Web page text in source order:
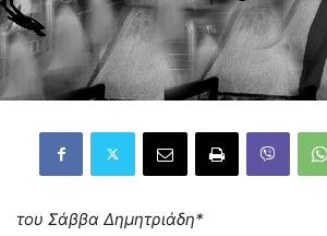
του Σάββα Δημητριάδη*